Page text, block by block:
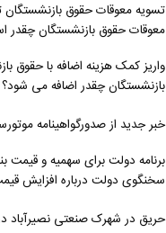
تسویه معوقات حقوق بازنشستگان
معوقات حقوق بازنشستگان چقدر
واریز کمک هزینه اضافه با حقوق
بازنشستگان چقدر اضافه می شود؟
خبر جدید از صدورگواهینامه
برنامه دولت برای سهمیه و قیمت
سخنگوی دولت درباره افزایش
حریق در شهرک صنعتی نصیرآباد